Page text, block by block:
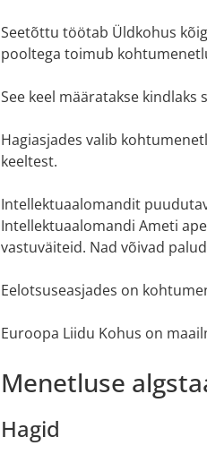
Seetõttu töötab Üldkohus
pooltega toimub
See keel määratakse
Hagiasjades valib
keeltest.
Intellektuaalomandit
Intellektuaalomandi Ameti
vastuväiteid. Nad võivad
Eelotsuseasjades on
Euroopa Liidu Kohus on
Menetluse
Hagid